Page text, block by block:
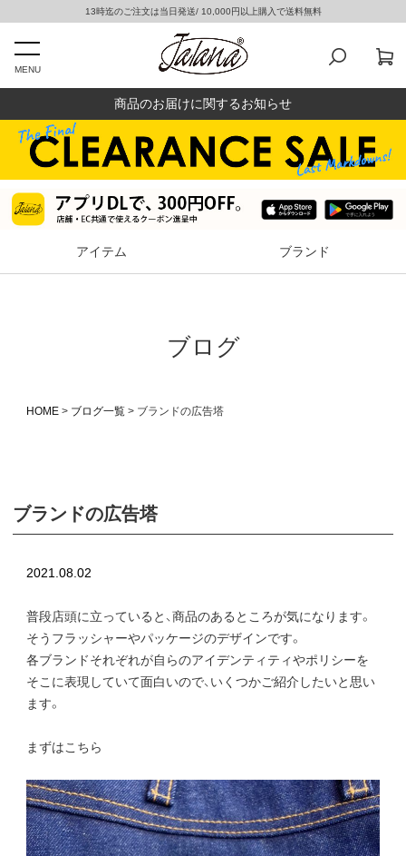
13時迄のご注文は当日発送/ 10,000円以上購入で送料無料
MENU
商品のお届けに関するお知らせ
アイテム ブランド
ブログ
HOME ブログ一覧 ブランドの広告塔
ブランドの広告塔
2021.08.02
普段店頭に立っていると、商品のあるところが気になります。
そうフラッシャーやパッケージのデザインです。
各ブランドそれぞれが自らのアイデンティティやポリシーを
そこに表現していて面白いので、いくつかご紹介したいと思い
ます。
まずはこちら